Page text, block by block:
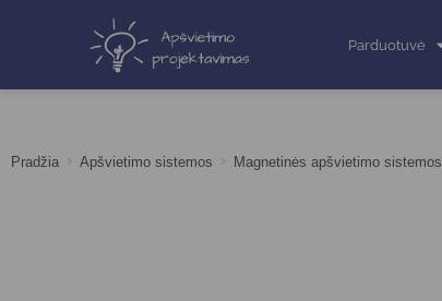
Parduotuvė
Pradžia > Apšvietimo sistemos > Magnetinės apšvietimo sistemos